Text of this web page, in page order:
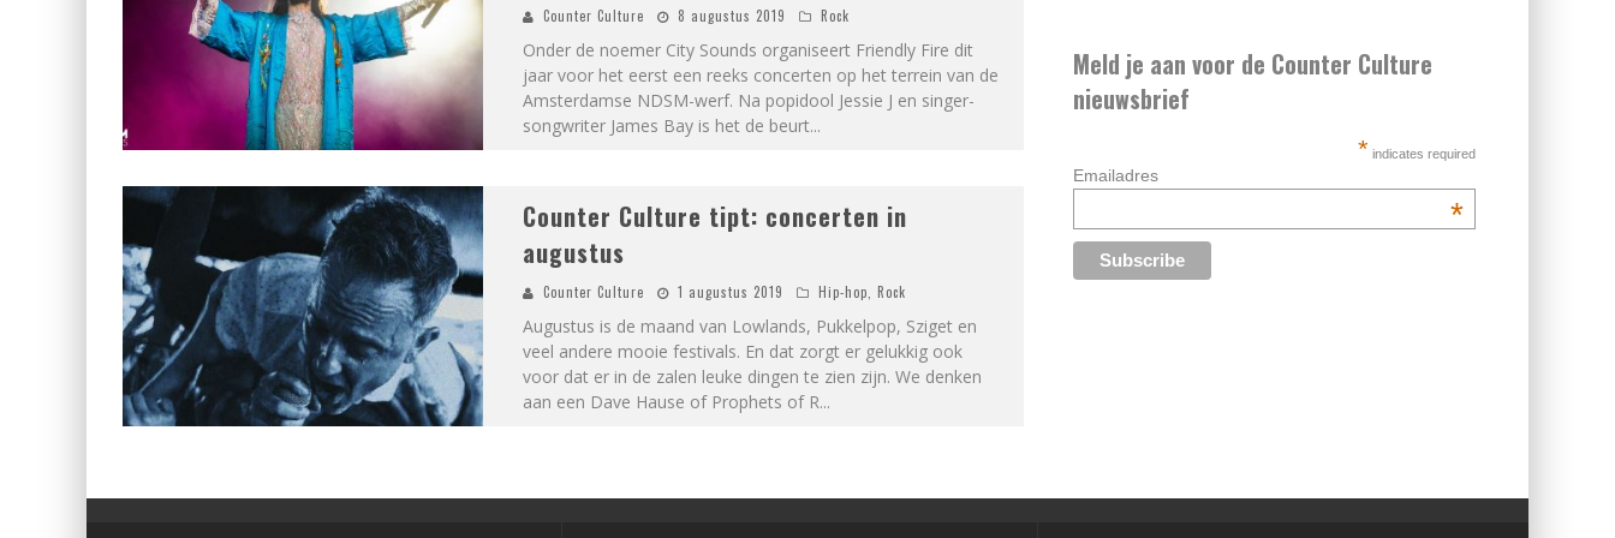
Counter Culture 8 augustus 2019 Rock
Onder de noemer City Sounds organiseert Friendly Fire dit
jaar voor het eerst een reeks concerten op het terrein van de
Amsterdamse NDSM-werf. Na popidool Jessie J en singer-
songwriter James Bay is het de beurt...
Counter Culture tipt: concerten in
augustus
Counter Culture 1 augustus 2019 Hip-hop Rock
Augustus is de maand van Lowlands, Pukkelpop, Sziget en
veel andere mooie festivals. En dat zorgt er gelukkig ook
voor dat er in de zalen leuke dingen te zien zijn. We denken
aan een Dave Hause of Prophets of R...
Meld je aan voor de Counter Culture
nieuwsbrief
* indicates required
Emailadres
*